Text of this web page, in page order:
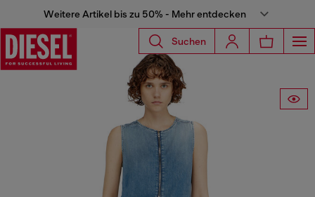
Weitere Artikel bis zu 50% - Mehr entdecken
Suchen